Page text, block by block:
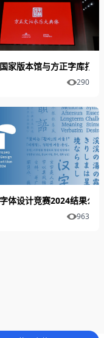
令、参数与高级用法
家版本馆与方正字库打
290
能新纪元
体设计竞赛2024结果公布
963